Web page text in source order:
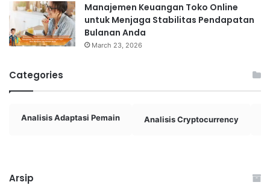
Manajemen Keuangan Toko Online
untuk Menjaga Stabilitas Pendapatan
Bulanan Anda
March 23, 2026
Categories
Analisis Adaptasi Pemain Analisis Cryptocurrency
Arsip